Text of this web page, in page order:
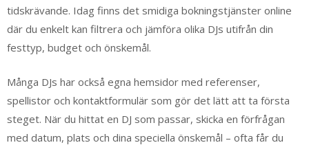
tidskrävande. Idag finns det smidiga bokningstjänster online
där du enkelt kan filtrera och jämföra olika DJs utifrån din
festtyp, budget och önskemål.
Många DJs har också egna hemsidor med referenser,
spellistor och kontaktformulär som gör det lätt att ta första
steget. När du hittat en DJ som passar, skicka en förfrågan
med datum, plats och dina speciella önskemål – ofta får du